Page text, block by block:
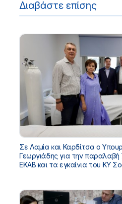
Διαβάστε επίσης
Σε Λαμία και Καρδίτσα ο
Γεωργιάδης για την
ΕΚΑΒ και τα εγκαίνια του ΚΥ